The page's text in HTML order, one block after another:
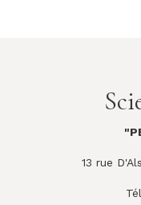
13 rue